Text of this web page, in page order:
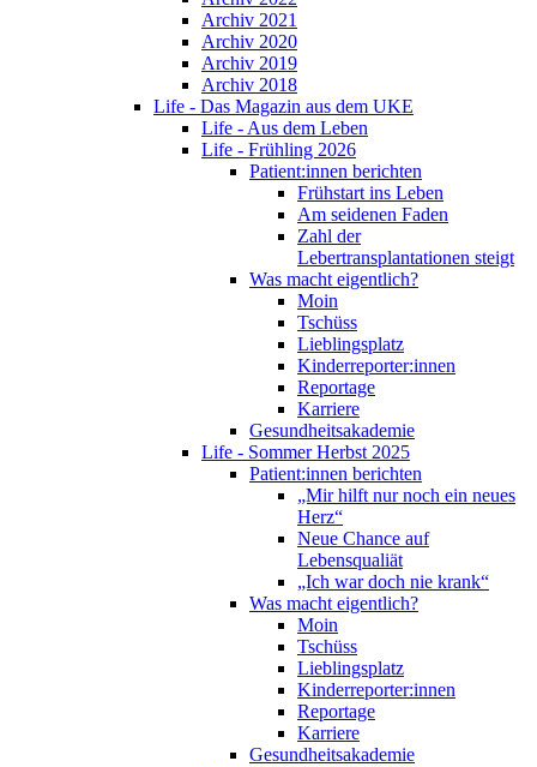
Archiv 2021
Archiv 2020
Archiv 2019
Archiv 2018
Life - Das Magazin aus dem UKE
Life - Aus dem Leben
Life - Frühling 2026
Patient:innen berichten
Frühstart ins Leben
Am seidenen Faden
Zahl der
Lebertransplantationen steigt
Was macht eigentlich?
Moin
Tschüss
Lieblingsplatz
Kinderreporter:innen
Reportage
Karriere
Gesundheitsakademie
Life - Sommer Herbst 2025
Patient:innen berichten
„Mir hilft nur noch ein neues
Herz“
Neue Chance auf
Lebensqualiät
„Ich war doch nie krank“
Was macht eigentlich?
Moin
Tschüss
Lieblingsplatz
Kinderreporter:innen
Reportage
Karriere
Gesundheitsakademie